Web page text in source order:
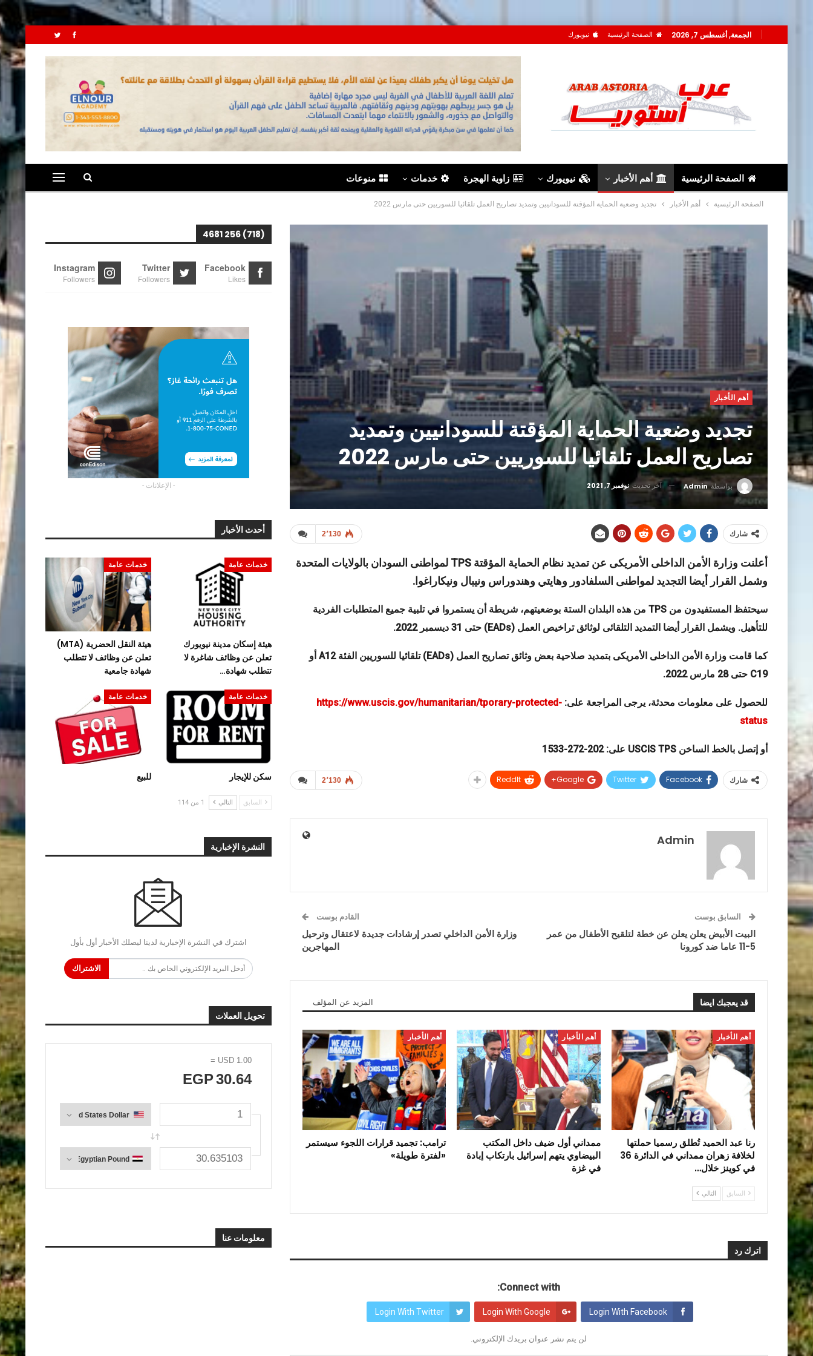
الجمعة, أغسطس 7, 2026 الصفحة الرئيسية نيويورك
الصفحة الرئيسية أهم الأخبار نيويورك زاوية الهجرة خدمات منوعات
الصفحة الرئيسية أهم الأخبار تجديد وضعية الحماية المؤقتة للسودانيين وتمديد تصاريح العمل تلقائيا للسوريين حتى مارس 2022
أهم الأخبار
تجديد وضعية الحماية المؤقتة للسودانيين وتمديد
تصاريح العمل تلقائيا للسوريين حتى مارس 2022
بواسطةAdmin آخر تحديثنوفمبر 7, 2021
2٬130 شارك
أعلنت وزارة الأمن الداخلى الأمريكى عن تمديد نظام الحماية المؤقتة TPS لمواطنى السودان بالولايات المتحدة
وشمل القرار أيضا التجديد لمواطنى السلفادور وهايتي وهندوراس ونيبال ونيكاراغوا.
سيحتفظ المستفيدون من TPS من هذه البلدان الستة بوضعيتهم، شريطة أن يستمروا في تلبية جميع المتطلبات الفردية
للتأهيل. ويشمل القرار أيضا التمديد التلقائى لوثائق تراخيص العمل (EADs) حتى 31 ديسمبر 2022.
كما قامت وزارة الأمن الداخلى الأمريكى بتمديد صلاحية بعض وثائق تصاريح العمل (EADs) تلقائيا للسوريين الفئة A12 أو
C19 حتى 28 مارس 2022.
للحصول على معلومات محدثة، يرجى المراجعة على: https://www.uscis.gov/humanitarian/tporary-protected-
status
أو إتصل بالخط الساخن USCIS TPS على: 202-272-1533
2٬130 شارك Facebook
Twitter
Google+
ReddIt
Admin
السابق بوست
البيت الأبيض يعلن يعلن عن خطة لتلقيح الأطفال من عمر
5-11 عاما ضد كورونا
القادم بوست
وزارة الأمن الداخلي تصدر إرشادات جديدة لاعتقال وترحيل
المهاجرين
قد يعجبك ايضا المزيد عن المؤلف
أهم الأخبار
رنا عبد الحميد تُطلق رسميا حملتها
لخلافة زهران ممداني في الدائرة 36
في كوينز خلال…
أهم الأخبار
ممداني أول ضيف داخل المكتب
البيضاوي يتهم إسرائيل بارتكاب إبادة
في غزة
أهم الأخبار
ترامب: تجميد قرارات اللجوء سيستمر
«لفترة طويلة»
السابق التالي
اترك رد
Connect with:
Login With Facebook
Login With Google
Login With Twitter
لن يتم نشر عنوان بريدك الإلكتروني.
(718) 256 4681
Facebook
Likes
Twitter
Followers
Instagram
Followers
- الإعلانات -
أحدث الأخبار
خدمات عامة
هيئة إسكان مدينة نيويورك
تعلن عن وظائف شاغرة لا
تتطلب شهادة…
خدمات عامة
هيئة النقل الحضرية (MTA)
تعلن عن وظائف لا تتطلب
شهادة جامعية
خدمات عامة
سكن للإيجار
خدمات عامة
للبيع
السابق التالي 1 من 114
النشرة الإخبارية
اشترك في النشرة الإخبارية لدينا ليصلك الأخبار أول بأول
الاشتراك
تحويل العملات
1.00
USD
=
30.64
EGP
معلومات عنا